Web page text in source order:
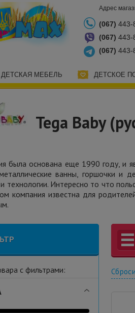
Адрес
(067) 443-
(067) 443-
(067) 443-
ДЕТСКАЯ МЕБЕЛЬ ДЕТСКОЕ
Tega Baby
была основана еще 1990 году, и
ванны, горшочки и
технологии. Интересно то что
компания известна для
с фильтрами: